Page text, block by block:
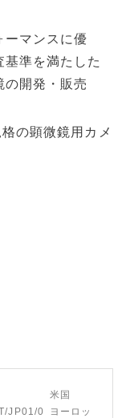
ーマンスに優
基準を満たした
の開発・販売
の顕微鏡用カメ
JP01/0
米国
ヨーロッ